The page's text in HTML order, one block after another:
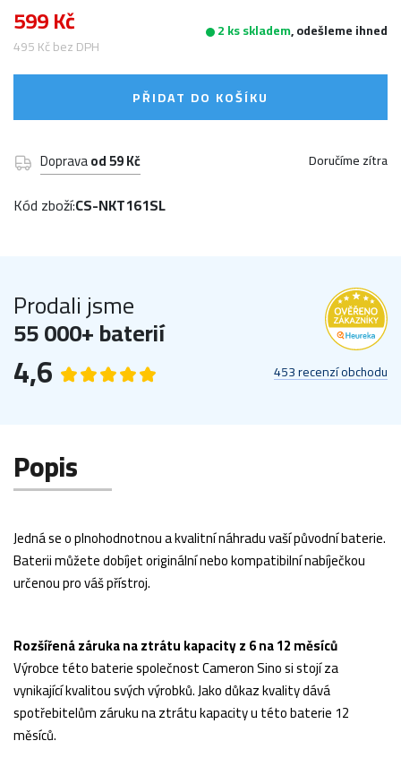
599 Kč
495 Kč bez DPH
2 ks skladem, odešleme ihned
PŘIDAT DO KOŠÍKU
Dopravaod 59 Kč Doručíme zítra
Kód zboží:CS-NKT161SL
Prodali jsme
55 000+ baterií
4,6 453 recenzí obchodu
Popis
Jedná se o plnohodnotnou a kvalitní náhradu vaší původní baterie.
Baterii můžete dobíjet originální nebo kompatibilní nabíječkou
určenou pro váš přístroj.
Rozšířená záruka na ztrátu kapacity z 6 na 12 měsíců
Výrobce této baterie společnost Cameron Sino si stojí za
vynikající kvalitou svých výrobků. Jako důkaz kvality dává
spotřebitelům záruku na ztrátu kapacity u této baterie 12
měsíců.